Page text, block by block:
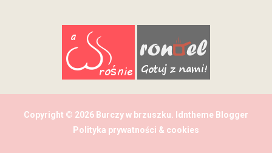
Copyright © 2026 Burczy w brzuszku. Idntheme Blogger
Polityka prywatności & cookies